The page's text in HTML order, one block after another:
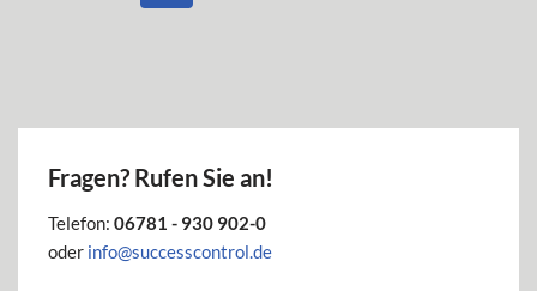
Fragen? Rufen Sie an!
Telefon: 06781 - 930 902-0
oder info@successcontrol.de